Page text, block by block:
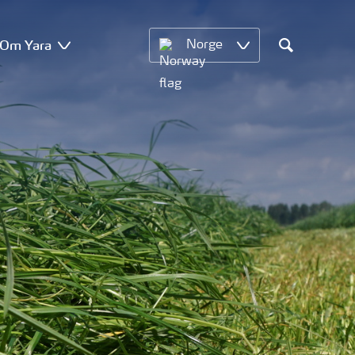
Om Yara Norge
Search